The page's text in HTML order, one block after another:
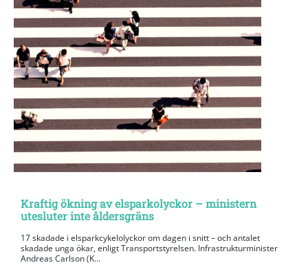
Kraftig ökning av elsparkolyckor – ministern
utesluter inte åldersgräns
17 skadade i elsparkcykelolyckor om dagen i snitt – och antalet
skadade unga ökar, enligt Transportstyrelsen. Infrastrukturminister
Andreas Carlson (K...